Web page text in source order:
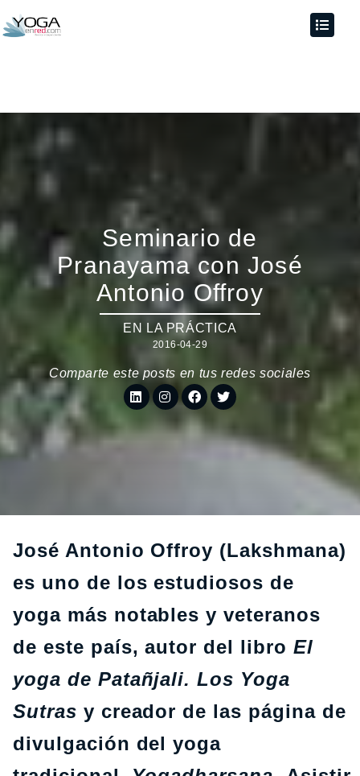
Seminario de
Pranayama con José
Antonio Offroy
EN LA PRÁCTICA
2016-04-29
Comparte este posts en tus redes sociales
José Antonio Offroy (Lakshmana)
es uno de los estudiosos de
yoga más notables y veteranos
de este país, autor del libro El
yoga de Patañjali. Los Yoga
Sutras y creador de las página de
divulgación del yoga